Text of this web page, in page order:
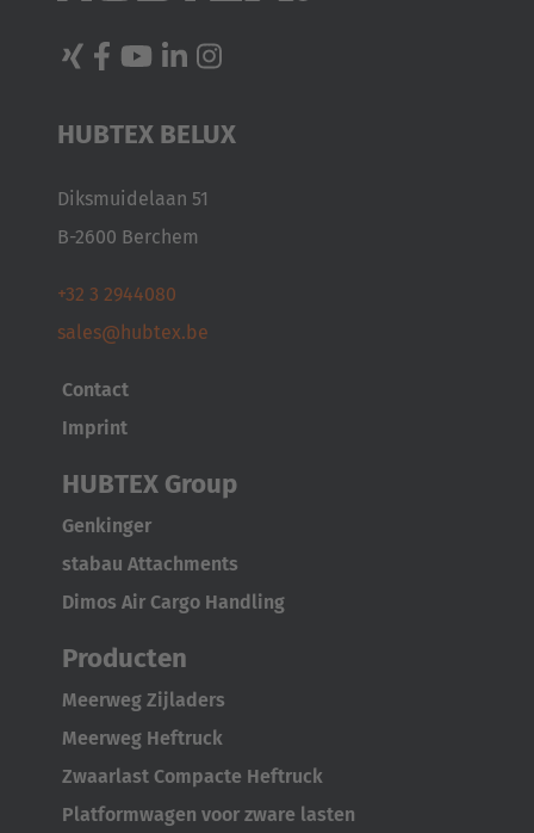
HUBTEX BELUX
Diksmuidelaan 51
B-2600 Berchem
+32 3 2944080
sales@hubtex.be
Contact
Imprint
HUBTEX Group
Genkinger
stabau Attachments
Dimos Air Cargo Handling
Producten
Meerweg Zijladers
Meerweg Heftruck
Zwaarlast Compacte Heftruck
Platformwagen voor zware lasten